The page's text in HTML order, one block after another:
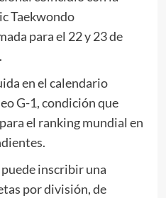
Taekwondo
para el 22 y 23 de
en el calendario
G-1, condición que
el ranking mundial en
inscribir una
por división, de